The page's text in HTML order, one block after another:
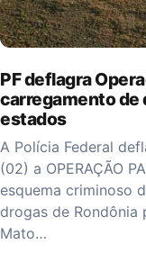
PF deflagra
carregamento de
estados
A Polícia Federal
(02) a OPERAÇÃO
esquema criminoso
drogas de Rondônia
Mato…